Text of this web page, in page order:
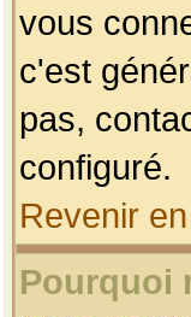
vous
c'est
pas,
configuré.
Revenir
Pourquoi